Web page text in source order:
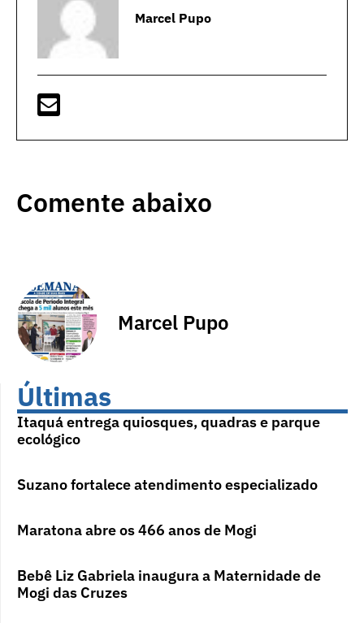
Marcel Pupo
Comente abaixo
Marcel Pupo
Últimas
Itaquá entrega quiosques, quadras e parque
ecológico
Suzano fortalece atendimento especializado
Maratona abre os 466 anos de Mogi
Bebê Liz Gabriela inaugura a Maternidade de
Mogi das Cruzes